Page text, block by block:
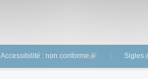
Accessibilité : non conforme (link is external)
Sigles